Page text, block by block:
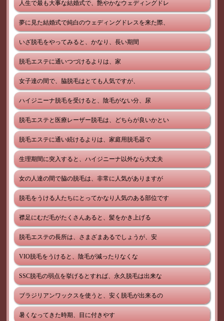
人生で最も大事な結婚式で、艶やかなウェディングドレ
夢に見た結婚式で純白のウェディングドレスを来た際、
いざ脱毛をやってみると、かなり、長い期間
脱毛エステに通いつづけるよりは、家
女子達の間で、脇脱毛はとても人気ですが、
ハイジニーナ脱毛を受けると、陰毛がない分、尿
脱毛エステと医療レーザー脱毛は、どちらが良いかとい
脱毛エステに通い続けるよりは、家庭用脱毛器で
生理期間に突入すると、ハイジニーナ以外なら大丈夫
女の人達の間で脇の脱毛は、非常に人気がありますが
脱毛をうける人たちにとってかなり人気のある部位です
襟足にむだ毛がたくさんあると、髪をかき上げる
脱毛エステの長所は、さまざまあるでしょうが、安
VIO脱毛をうけると、陰毛が減ったりなくな
SSC脱毛の弱点を挙げるとすれば、永久脱毛は出来な
ブラジリアンワックスを使うと、安く脱毛が出来るの
暑くなってきた時期、目に付きやす